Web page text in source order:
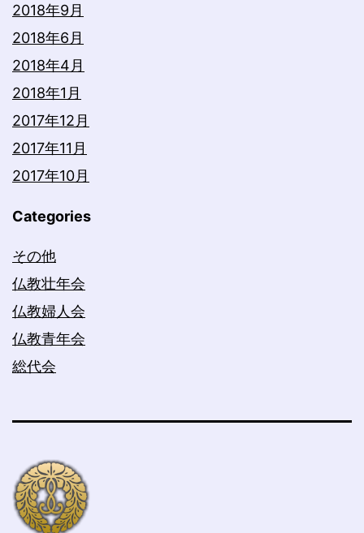
2018年9月
2018年6月
2018年4月
2018年1月
2017年12月
2017年11月
2017年10月
Categories
その他
仏教壮年会
仏教婦人会
仏教青年会
総代会